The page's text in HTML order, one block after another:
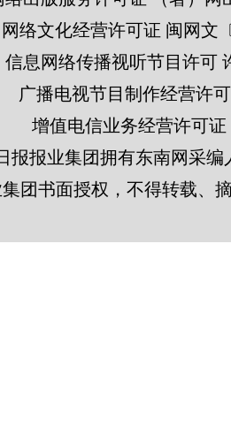
网络文化经营许可证 闽网文
信息网络传播视听节目许可
广播电视节目制作经营许
增值电信业务经营许可证
报报业集团拥有东南网采
团书面授权，不得转载、